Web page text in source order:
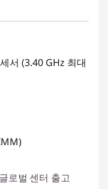
서 (3.40 GHz 최대
로벌 센터 출고